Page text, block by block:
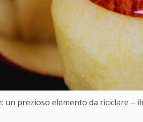
un prezioso elemento da riciclare –